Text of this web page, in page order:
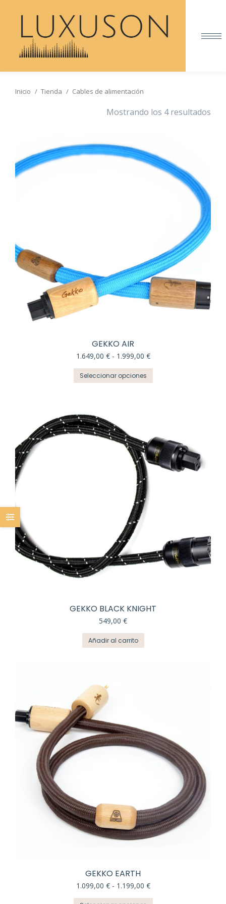
Estás aquí:
Inicio Tienda Cables de alimentación
Mostrando los 4 resultados
GEKKO AIR
1.649,00 € - 1.999,00 €Rango
desde
Seleccionar opciones
producto
se
pueden
elegir
en
GEKKO BLACK KNIGHT
549,00 €
Añadir al carrito
GEKKO EARTH
1.099,00 € - 1.199,00 €Rango